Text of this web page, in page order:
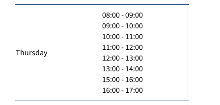
Thursday
08:00 - 09:00
09:00 - 10:00
10:00 - 11:00
11:00 - 12:00
12:00 - 13:00
13:00 - 14:00
15:00 - 16:00
16:00 - 17:00